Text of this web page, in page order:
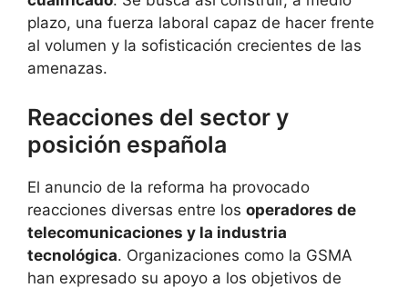
plazo, una fuerza laboral capaz de hacer frente
al volumen y la sofisticación crecientes de las
amenazas.
Reacciones del sector y
posición española
El anuncio de la reforma ha provocado
reacciones diversas entre los operadores de
telecomunicaciones y la industria
tecnológica. Organizaciones como la GSMA
han expresado su apoyo a los objetivos de